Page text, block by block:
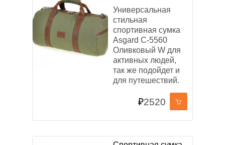
Универсальная
стильная
спортивная сумка
Asgard С-5560
Оливковый W для
активных людей,
так же подойдет и
для путешествий.
₽2520